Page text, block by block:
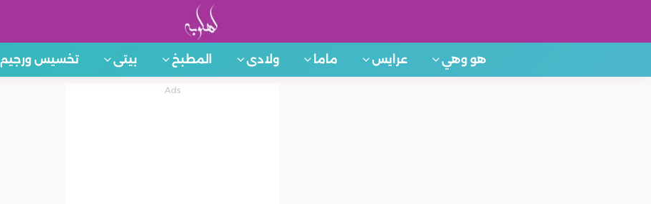
هو وهي عرايس ماما ولادى المطبخ بيتى تخسيس ورجيم